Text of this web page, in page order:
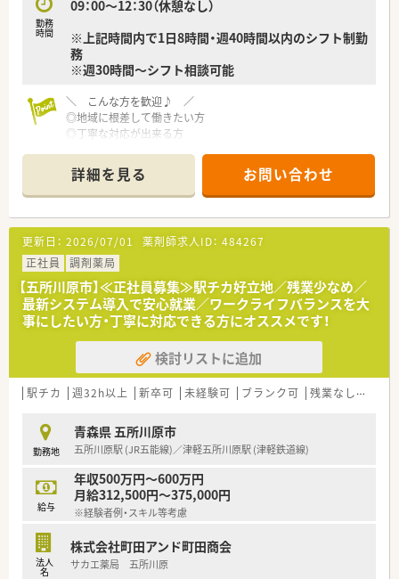
勤務
時間
09：00～12：30（休憩なし）
※上記時間内で1日8時間・週40時間以内のシフト制勤
務
※週30時間～シフト相談可能
＼ こんな方を歓迎♪ ／
◎地域に根差して働きたい方
◎丁寧な対応が出来る方
（サポート体制あり！）
＜ 企業について ＞
宮城県を中心に、東北エリアに根付いて10店舗以上展開をして
います。
社長をはじめ、経営陣はいつも現場目線でいてくれる社風の企業
です。
調剤薬局の運営にとどまらず、福祉・介護事業にも参入してお
り、会社としての安定感もございます。
『 地域社会に根差した調剤薬局 』
このモットーを掲げ、より多くの時間をご利用いただく皆様に費
やせるよう、服薬指導・在宅医療に力を入れています。
そのため、最新機器の導入を積極的に行い、薬物事故防止はもち
ろん、業務効率化を図っております。
教育に力を入れており、本社研修やセミナー、勉強会など様々な
取り組みを行っています。
若年層のスタッフが仕事をしながらステップアップ出来るよう
な環境を整えています。
また、業務効率化のため、最新機器の導入を積極的に行い、薬物
事故防止はもちろん、本来業務に費やすはずだった時間を、患者
様との時間に変えるよう努めております。
＜ 薬局の特徴 ＞
内科、整形外科をメインに応需しております。
詳細を見る お問い合わせ
更新日： 2026/07/01 薬剤師求人ID： 484267
正社員
調剤薬局
【五所川原市】≪正社員募集≫駅チカ好立地／残業少なめ／
最新システム導入で安心就業／ワークライフバランスを大
事にしたい方・丁寧に対応できる方にオススメです！
検討リストに追加
駅チカ 週32h以上 新卒可 未経験可 ブランク可 残業なし(ほぼなし含む)
勤務地
青森県 五所川原市
五所川原駅 (JR五能線)／津軽五所川原駅 (津軽鉄道線)
給与
年収500万円～600万円
月給312,500円～375,000円
※経験者例・スキル等考慮
法人
名
株式会社町田アンド町田商会
サカエ薬局 五所川原